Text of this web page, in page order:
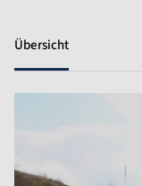
Übersicht